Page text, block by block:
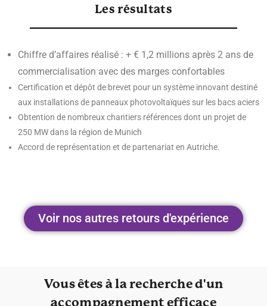
Les résultats
Chiffre d’affaires réalisé : + € 1,2 millions après 2 ans de
commercialisation avec des marges confortables
Certification et dépôt de brevet pour un système innovant destiné
aux installations de panneaux photovoltaïques sur les bacs aciers
Obtention de nombreux chantiers références dont un projet de
250 MW dans la région de Munich
Accord de représentation et de partenariat en Autriche.
Voir nos autres retours d'expérience
Vous êtes à la recherche d'un
accompagnement efficace